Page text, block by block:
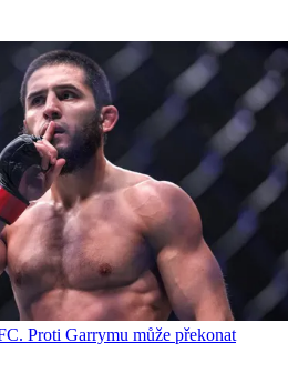
Proti Garrymu může překonat